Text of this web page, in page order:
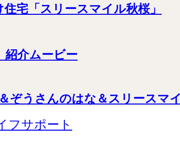
宅「スリースマイル秋桜」
介ムービー
ぞうさんのはな＆スリースマ